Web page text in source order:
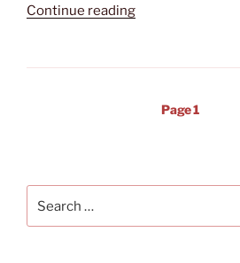
Continue reading“Labirin
Page1